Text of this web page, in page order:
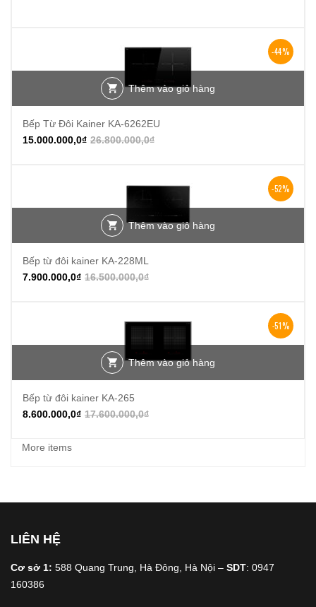
-44%
Thêm vào giỏ hàng
Bếp Từ Đôi Kainer KA-6262EU
26.800.000,0₫
15.000.000,0₫
-52%
Thêm vào giỏ hàng
Bếp từ đôi kainer KA-228ML
16.500.000,0₫
7.900.000,0₫
-51%
Thêm vào giỏ hàng
Bếp từ đôi kainer KA-265
17.600.000,0₫
8.600.000,0₫
More items
LIÊN HỆ
Cơ sở 1: 588 Quang Trung, Hà Đông, Hà Nội – SDT: 0947
160386